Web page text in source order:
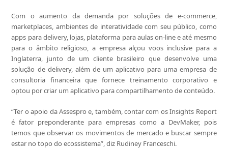
Com o aumento da demanda por soluções de e-commerce,
marketplaces, ambientes de interatividade com seu público, como
apps para delivery, lojas, plataforma para aulas on-line e até mesmo
para o âmbito religioso, a empresa alçou voos inclusive para a
Inglaterra, junto de um cliente brasileiro que desenvolve uma
solução de delivery, além de um aplicativo para uma empresa de
consultoria financeira que fornece treinamento corporativo e
optou por criar um aplicativo para compartilhamento de conteúdo.
“Ter o apoio da Assespro e, também, contar com os Insights Report
é fator preponderante para empresas como a DevMaker, pois
temos que observar os movimentos de mercado e buscar sempre
estar no topo do ecossistema”, diz Rudiney Franceschi.